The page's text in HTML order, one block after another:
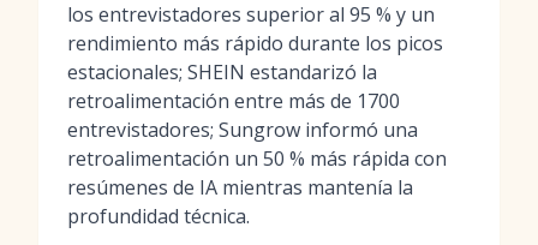
los entrevistadores superior al 95 % y un
rendimiento más rápido durante los picos
estacionales; SHEIN estandarizó la
retroalimentación entre más de 1700
entrevistadores; Sungrow informó una
retroalimentación un 50 % más rápida con
resúmenes de IA mientras mantenía la
profundidad técnica.